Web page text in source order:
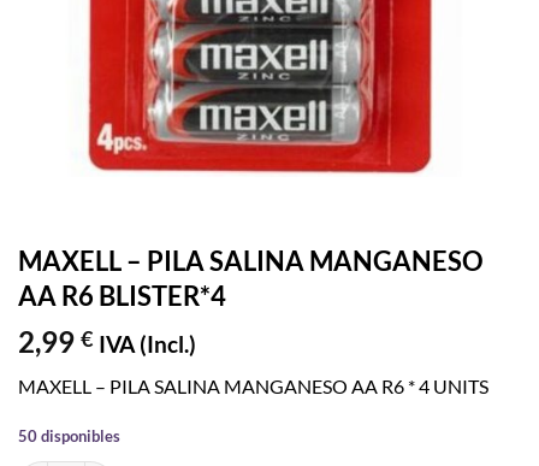
MAXELL – PILA SALINA MANGANESO
AA R6 BLISTER*4
2,99 € IVA (Incl.)
MAXELL – PILA SALINA MANGANESO AA R6 * 4 UNITS
50 disponibles